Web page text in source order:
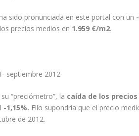
sido pronunciada en este portal con un
precios medios en 1.959 €/m2.
septiembre 2012
“preciómetro”, la caída de los
-1,15%. Ello supondría que el precio
de 2012.